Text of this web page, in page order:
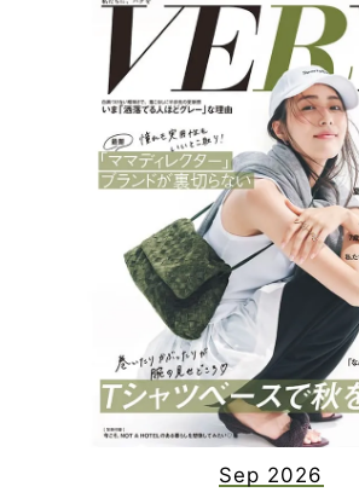
Sep 2026